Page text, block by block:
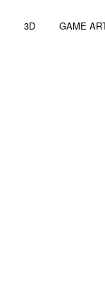
3D GAME